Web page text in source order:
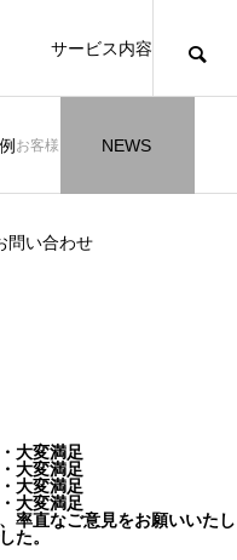
サービス内容
NEWS
問い合わせ
髪型自由
る方
談先
る方
イン
る方
談先
せ
お客様アンケート111
大変満足
大変満足
大変満足
大変満足
率直なご意見をお願いいた
た。